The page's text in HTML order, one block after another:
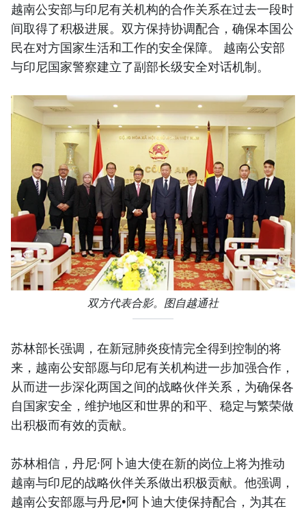
越南公安部与印尼有关机构的合作关系在过去一段时
间取得了积极进展。双方保持协调配合，确保本国公
民在对方国家生活和工作的安全保障。 越南公安部
与印尼国家警察建立了副部长级安全对话机制。
双方代表合影。图自越通社
苏林部长强调，在新冠肺炎疫情完全得到控制的将
来，越南公安部愿与印尼有关机构进一步加强合作，
从而进一步深化两国之间的战略伙伴关系，为确保各
自国家安全，维护地区和世界的和平、稳定与繁荣做
出积极而有效的贡献。
苏林相信，丹尼·阿卜迪大使在新的岗位上将为推动
越南与印尼的战略伙伴关系做出积极贡献。他强调，
越南公安部愿与丹尼•阿卜迪大使保持配合，为其在